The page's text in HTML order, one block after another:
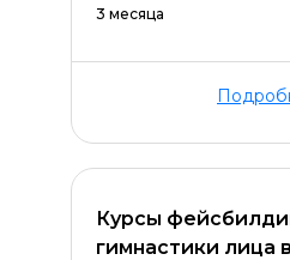
3 месяца
Курсы
гимнастики лица